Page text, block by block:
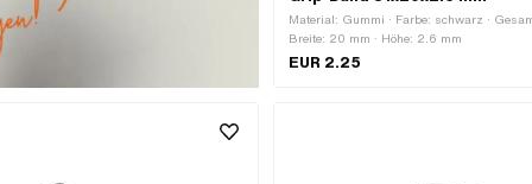
Material: Gummi · Farbe: schwarz ·
Breite: 20 mm · Höhe: 2.6 mm
EUR 2.25